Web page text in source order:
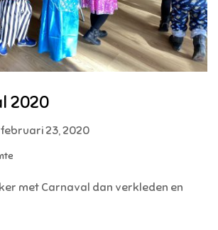
2020
23, 2020
met Carnaval dan verkleden en